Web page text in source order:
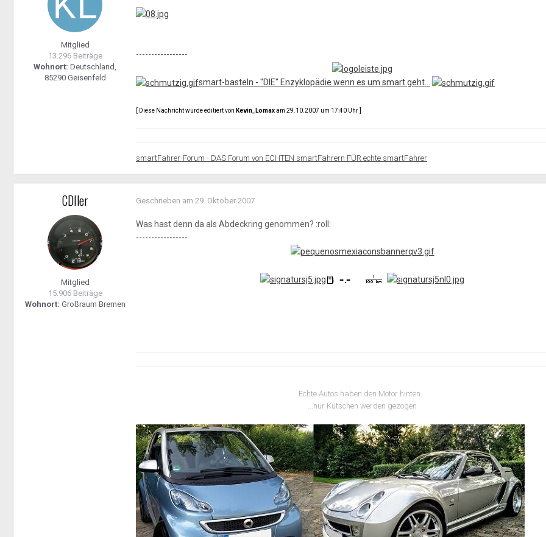
Mitglied
13.296 Beiträge
Wohnort: Deutschland,
85290 Geisenfeld
-----------------
smart-basteln - "DIE" Enzyklopädie wenn es um smart geht...
[ Diese Nachricht wurde editiert von Kevin_Lomaxam 29.10.2007 um 17:40 Uhr ]
smartFahrer-Forum - DAS Forum von ECHTEN smartFahrern FÜR echte smartFahrer
CDIler
Mitglied
15.906 Beiträge
Wohnort: Großraum Bremen
Geschrieben am 29. Oktober 2007
Was hast denn da als Abdeckring genommen? :roll:
-----------------
Echte Autos haben den Motor hinten...
...nur Kutschen werden gezogen